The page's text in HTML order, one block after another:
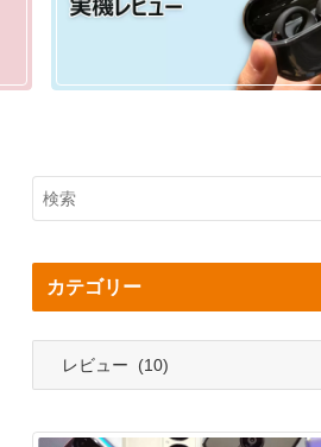
カテゴリー
リ